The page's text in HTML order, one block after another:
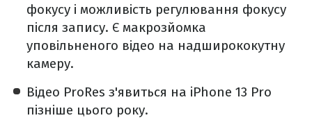
фокусу і можливість регулювання фокусу
після запису. Є макрозйомка
уповільненого відео на надширококутну
камеру.
Відео ProRes з'явиться на iPhone 13 Pro
пізніше цього року.